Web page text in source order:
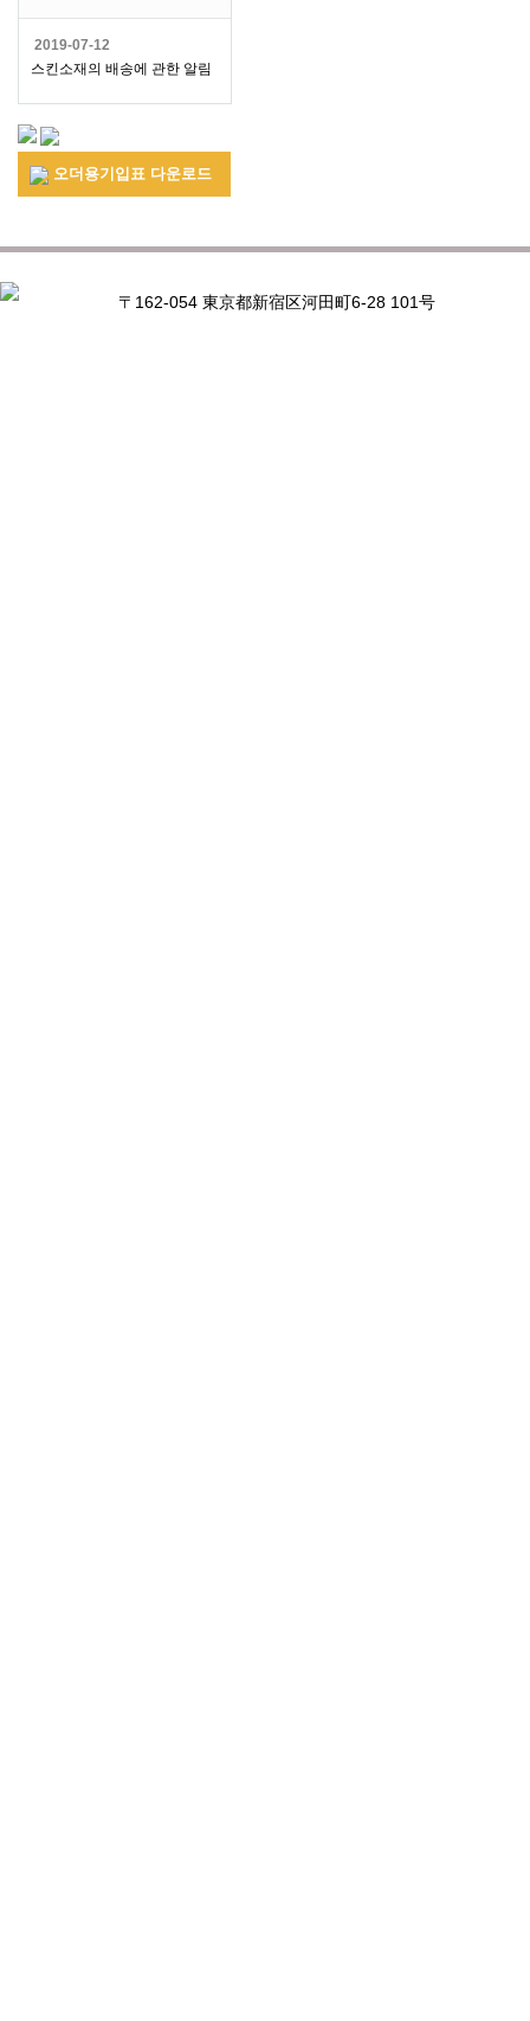
2019-07-12
스킨소재의 배송에 관한 알림
오더용기입표 다운로드
〒162-054 東京都新宿区河田町6-28 101号